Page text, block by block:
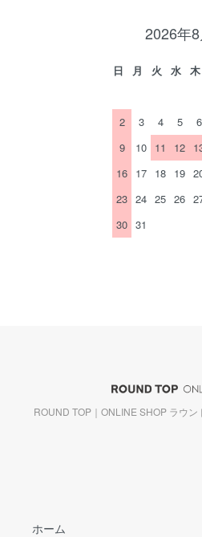
2026年8
日 月 火 水 木
2
3 4 5 6
9
10 11 12
16 17 18 19
23 24 25 26
30 31
ROUND TOP｜ONLINE SHOP ラウ
ホーム